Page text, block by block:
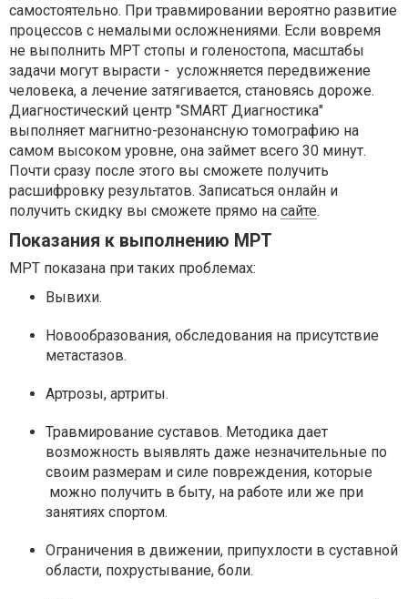
самостоятельно. При травмировании вероятно развитие
процессов с немалыми осложнениями. Если вовремя
не выполнить МРТ стопы и голеностопа, масштабы
задачи могут вырасти - усложняется передвижение
человека, а лечение затягивается, становясь дороже.
Диагностический центр "SMART Диагностика"
выполняет магнитно-резонансную томографию на
самом высоком уровне, она займет всего 30 минут.
Почти сразу после этого вы сможете получить
расшифровку результатов. Записаться онлайн и
получить скидку вы сможете прямо на сайте.
Показания к выполнению МРТ
МРТ показана при таких проблемах:
Вывихи.
Новообразования, обследования на присутствие
метастазов.
Артрозы, артриты.
Травмирование суставов. Методика дает
возможность выявлять даже незначительные по
своим размерам и силе повреждения, которые
можно получить в быту, на работе или же при
занятиях спортом.
Ограничения в движении, припухлости в суставной
области, похрустывание, боли.